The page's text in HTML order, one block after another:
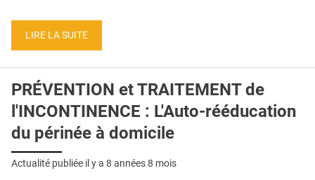
CONDITIONS GÉNÉRALES
CRÉDITS
LIRE LA SUITE
PRÉVENTION et TRAITEMENT de
l'INCONTINENCE : L'Auto-rééducation
du périnée à domicile
Actualité publiée il y a 8 années 8 mois